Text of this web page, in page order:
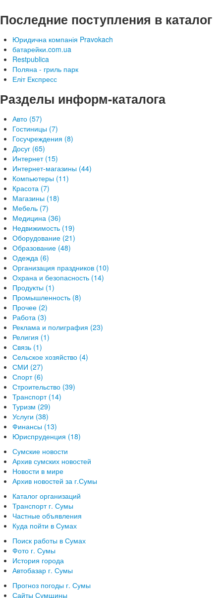
Последние поступления в каталог
Юридична компанія Pravokach
батарейки.com.ua
Restpublica
Поляна - гриль парк
Еліт Експресс
Разделы информ-каталога
Авто (57)
Гостиницы (7)
Госучреждения (8)
Досуг (65)
Интернет (15)
Интернет-магазины (44)
Компьютеры (11)
Красота (7)
Магазины (18)
Мебель (7)
Медицина (36)
Недвижимость (19)
Оборудование (21)
Образование (48)
Одежда (6)
Организация праздников (10)
Охрана и безопасность (14)
Продукты (1)
Промышленность (8)
Прочее (2)
Работа (3)
Реклама и полиграфия (23)
Религия (1)
Связь (1)
Сельское хозяйство (4)
СМИ (27)
Спорт (6)
Строительство (39)
Транспорт (14)
Туризм (29)
Услуги (38)
Финансы (13)
Юриспруденция (18)
Сумские новости
Архив сумских новостей
Новости в мире
Архив новостей за г.Сумы
Каталог организаций
Транспорт г. Сумы
Частные объявления
Куда пойти в Сумах
Поиск работы в Сумах
Фото г. Сумы
История города
Автобазар г. Сумы
Прогноз погоды г. Сумы
Сайты Сумщины